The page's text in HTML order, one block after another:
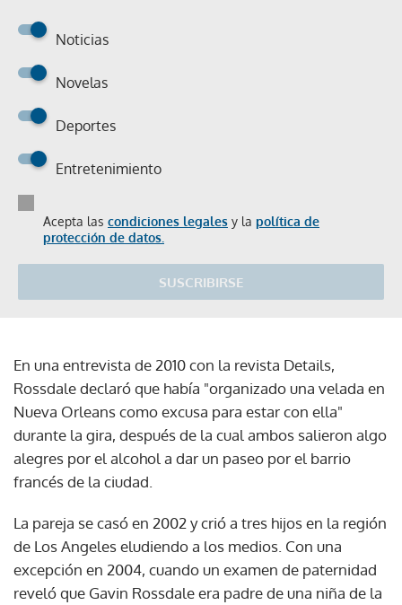
Noticias
Novelas
Deportes
Entretenimiento
Acepta las condiciones legales y la política de
protección de datos.
SUSCRIBIRSE
En una entrevista de 2010 con la revista Details,
Rossdale declaró que había "organizado una velada en
Nueva Orleans como excusa para estar con ella"
durante la gira, después de la cual ambos salieron algo
alegres por el alcohol a dar un paseo por el barrio
francés de la ciudad.
La pareja se casó en 2002 y crió a tres hijos en la región
de Los Angeles eludiendo a los medios. Con una
excepción en 2004, cuando un examen de paternidad
reveló que Gavin Rossdale era padre de una niña de la